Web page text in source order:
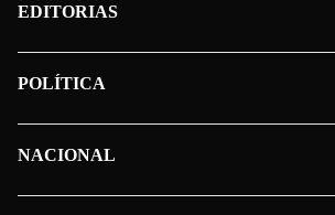
EDITORIAS
POLÍTICA
NACIONAL